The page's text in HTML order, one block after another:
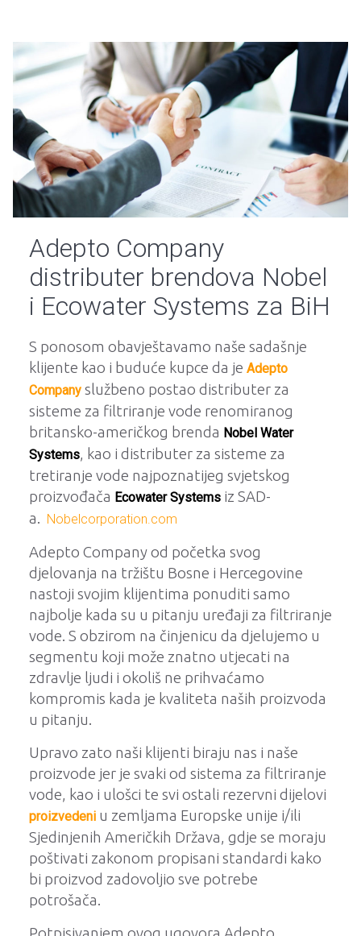
Adepto Company
distributer brendova Nobel
i Ecowater Systems za BiH
S ponosom obavještavamo naše sadašnje
klijente kao i buduće kupce da je Adepto
Company službeno postao distributer za
sisteme za filtriranje vode renomiranog
britansko-američkog brenda Nobel Water
Systems, kao i distributer za sisteme za
tretiranje vode najpoznatijeg svjetskog
proizvođača Ecowater Systems iz SAD-
a. Nobelcorporation.com
Adepto Company od početka svog
djelovanja na tržištu Bosne i Hercegovine
nastoji svojim klijentima ponuditi samo
najbolje kada su u pitanju uređaji za filtriranje
vode. S obzirom na činjenicu da djelujemo u
segmentu koji može znatno utjecati na
zdravlje ljudi i okoliš ne prihvaćamo
kompromis kada je kvaliteta naših proizvoda
u pitanju.
Upravo zato naši klijenti biraju nas i naše
proizvode jer je svaki od sistema za filtriranje
vode, kao i ulošci te svi ostali rezervni dijelovi
proizvedeni u zemljama Europske unije i/ili
Sjedinjenih Američkih Država, gdje se moraju
poštivati zakonom propisani standardi kako
bi proizvod zadovoljio sve potrebe
potrošača.